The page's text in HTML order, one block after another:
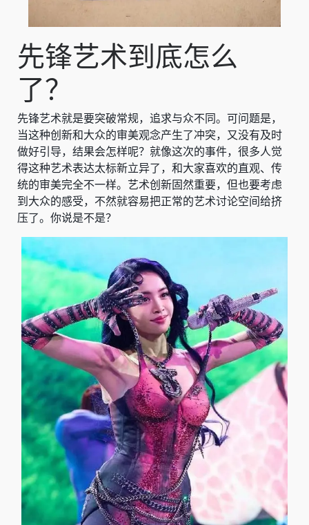
先锋艺术到底怎么
了？
先锋艺术就是要突破常规，追求与众不同。可问题是，
当这种创新和大众的审美观念产生了冲突，又没有及时
做好引导，结果会怎样呢？就像这次的事件，很多人觉
得这种艺术表达太标新立异了，和大家喜欢的直观、传
统的审美完全不一样。艺术创新固然重要，但也要考虑
到大众的感受，不然就容易把正常的艺术讨论空间给挤
压了。你说是不是？